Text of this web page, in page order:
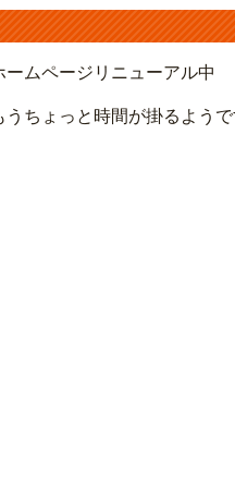
ームページリニューアル中
うちょっと時間が掛るよう